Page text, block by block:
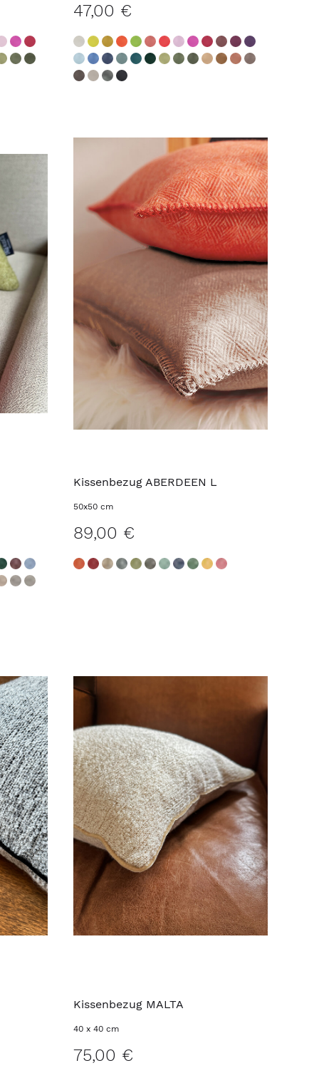
47,00 €
Kissenbezug ABERDEEN L
50x50 cm
89,00 €
Kissenbezug MALTA
40 x 40 cm
75,00 €